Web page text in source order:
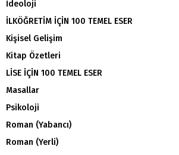
İdeoloji
İLKÖĞRETİM İÇİN 100 TEMEL ESER
Kişisel Gelişim
Kitap Özetleri
LİSE İÇİN 100 TEMEL ESER
Masallar
Psikoloji
Roman (Yabancı)
Roman (Yerli)